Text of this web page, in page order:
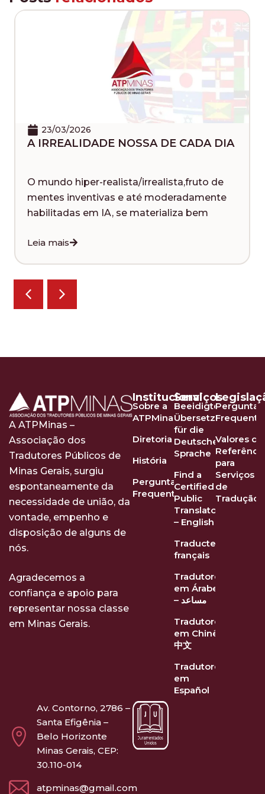
23/03/2026
A IRREALIDADE NOSSA DE CADA DIA
O mundo hiper-realista/irrealista,fruto de
mentes inventivas e até moderadamente
habilitadas em IA, se materializa bem
Leia mais
A ATPMinas –
Associação dos
Tradutores Públicos de
Minas Gerais, surgiu
espontaneamente da
necessidade de união, da
vontade, empenho e
disposição de alguns de
nós.
Agradecemos a
confiança e apoio para
representar nossa classe
em Minas Gerais.
Institucional
Sobre a
ATPMinas
Diretoria
História
Perguntas
Frequentes
Serviços
Beeidigte
Übersetzer
für die
Deutsche
Sprache
Find a
Certified
Public
Translator
– English
Traducteurs
français
Tradutores
em Árabe
– مساعد
Tradutores
em Chinês
中文
Tradutores
em
Español
Perguntas
Valores de
Referência
para
Serviços
de
Tradução
Av. Contorno, 2786 –
Santa Efigênia –
Belo Horizonte
Minas Gerais, CEP:
30.110-014
atpminas@gmail.com